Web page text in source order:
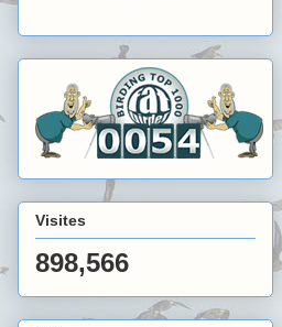
Visites
898,566